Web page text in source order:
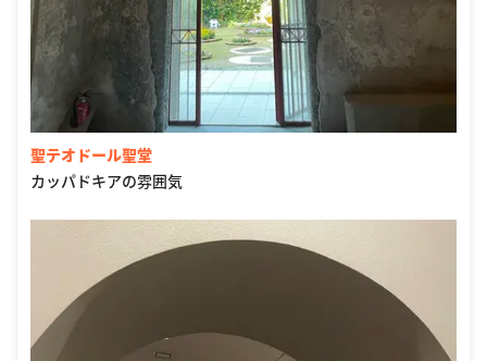
聖テオドール聖堂
カッパドキアの雰囲気